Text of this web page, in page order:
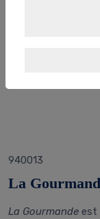
940013
La
La Gourmande est